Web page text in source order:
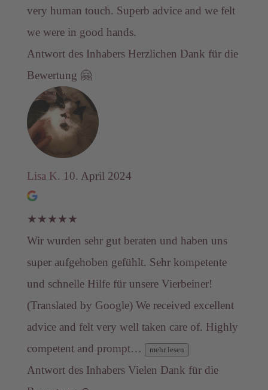
very human touch. Superb advice and we felt
we were in good hands.
Antwort des Inhabers Herzlichen Dank für die
Bewertung 🤗
Lisa K. 10. April 2024
★★★★★
Wir wurden sehr gut beraten und haben uns
super aufgehoben gefühlt. Sehr kompetente
und schnelle Hilfe für unsere Vierbeiner!
(Translated by Google) We received excellent
advice and felt very well taken care of. Highly
competent and prompt…
mehr lesen
Antwort des Inhabers Vielen Dank für die